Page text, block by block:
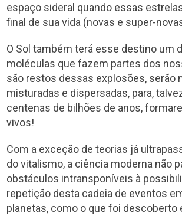
espaço sideral quando essas
final de sua vida (novas e super-
O Sol também terá esse destino um
moléculas que fazem partes dos
são restos dessas explosões, serão
misturadas e dispersadas, para,
centenas de bilhões de anos,
vivos!
Com a exceção de teorias já
do vitalismo, a ciência moderna não
obstáculos intransponíveis à
repetição desta cadeia de eventos
planetas, como o que foi descoberto